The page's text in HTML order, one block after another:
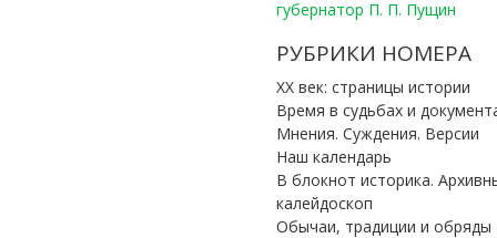
губернатор П. П. Пущин
РУБРИКИ НОМЕРА
ХХ век: страницы истории
Время в судьбах и
Мнения. Суждения. Версии
Наш календарь
В блокнот историка.
калейдоскоп
Обычаи, традиции и обряды